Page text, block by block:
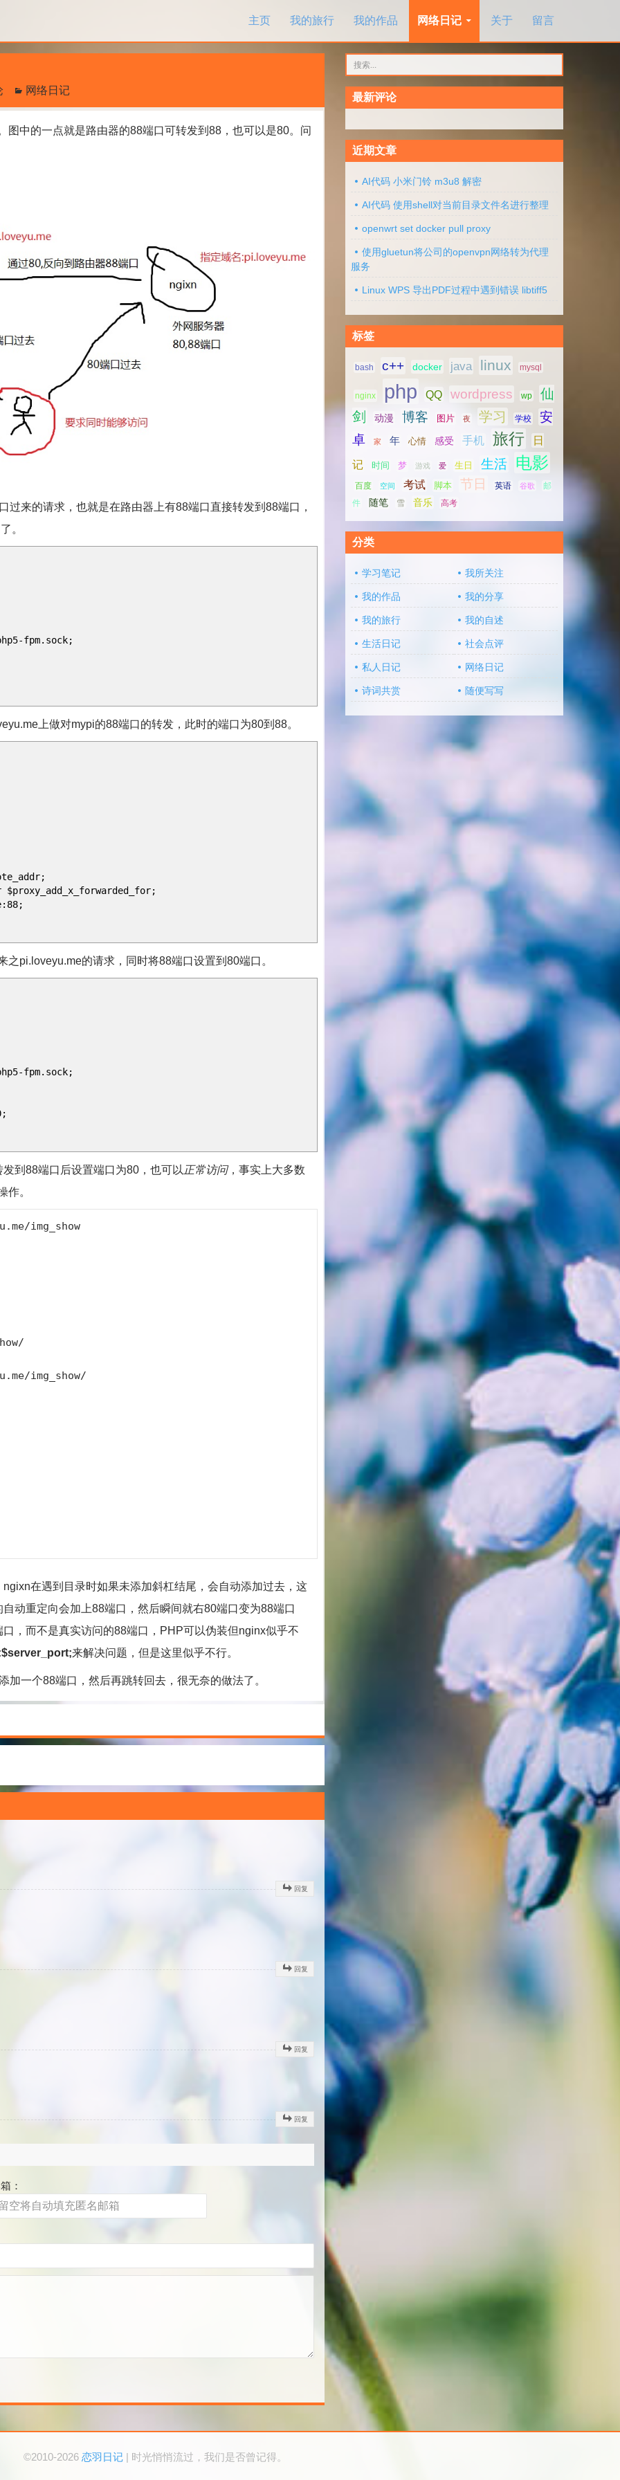
主页
我的旅行 我的作品 网络日记 关于 留言
网络日记
的一点就是路由器的88端口可转发到88，也可以是80。问
的请求，也就是在路由器上有88端口直接转发到88端口，
。
上做对mypi的88端口的转发，此时的端口为80到88。
的请求，同时将88端口设置到80端口。
88端口后设置端口为80，也可以 正常访问，事实上大多数
作。
img_show
img_show/
在遇到目录时如果未添加斜杠结尾，会自动添加过去，这
动重定向会加上88端口，然后瞬间就右80端口变为88端口
，而不是真实访问的88端口，PHP可以伪装但nginx似乎不
来解决问题，但是这里似乎不行。
个88端口，然后再跳转回去，很无奈的做法了。
回复
回复
回复
回复
：
索：
最新评论
近期文章
AI代码 小米门铃 m3u8 解密
AI代码 使用shell对当前目录文件名进行整理
openwrt set docker pull proxy
使用gluetun将公司的openvpn网络转为代理
服务
Linux WPS 导出PDF过程中遇到错误 libtiff5
标签
bash c++ docker java linux mysql
nginx php QQ wordpress wp
仙
剑
动漫 博客 图片 夜 学习 学校
安
卓
家 年 心情 感受 手机 旅行 日
记 时间 梦 游戏 爱 生日 生活 电影
百度 空间 考试 脚本 节日 英语 谷歌 邮
件 随笔 雪 音乐 高考
分类
学习笔记 我所关注
我的作品 我的分享
我的旅行 我的自述
生活日记 社会点评
私人日记 网络日记
诗词共赏 随便写写
©2010-2026 恋羽日记 | 时光悄悄流过，我们是否曾记得。